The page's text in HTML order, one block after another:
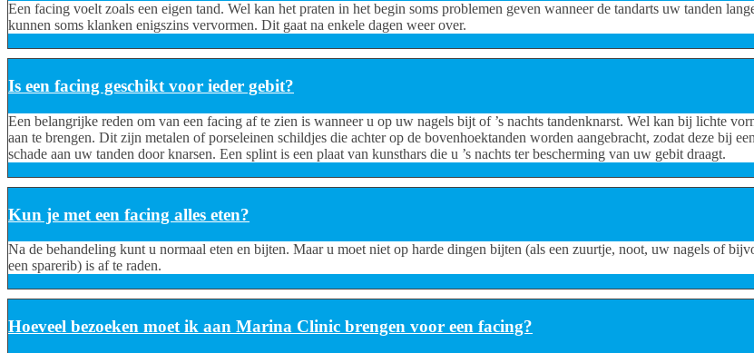
Een facing voelt zoals een eigen tand. Wel kan het praten in het begin soms problemen geven wanneer de tandarts uw tanden
kunnen soms klanken enigszins vervormen. Dit gaat na enkele dagen weer over.
Is een facing geschikt voor ieder gebit?
Een belangrijke reden om van een facing af te zien is wanneer u op uw nagels bijt of ’s nachts tandenknarst. Wel kan bij lichte
aan te brengen. Dit zijn metalen of porseleinen schildjes die achter op de bovenhoektanden worden aangebracht, zodat deze bij
schade aan uw tanden door knarsen. Een splint is een plaat van kunsthars die u ’s nachts ter bescherming van uw gebit draagt.
Kun je met een facing alles eten?
Na de behandeling kunt u normaal eten en bijten. Maar u moet niet op harde dingen bijten (als een zuurtje, noot, uw nagels of
een sparerib) is af te raden.
Hoeveel bezoeken moet ik aan Marina Clinic brengen voor een facing?